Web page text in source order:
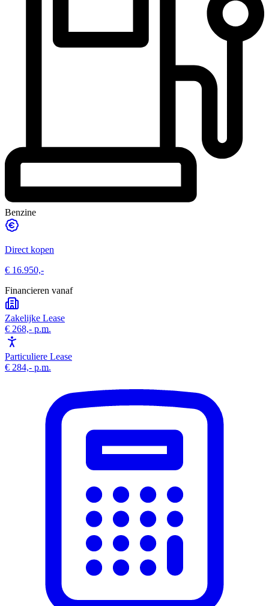
Benzine
Direct kopen
€ 16.950,-
Financieren vanaf
Zakelijke Lease
€ 268,- p.m.
Particuliere Lease
€ 284,- p.m.